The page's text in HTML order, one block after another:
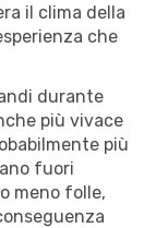
il clima della
che
durante
più vivace
più
fuori
meno folle,